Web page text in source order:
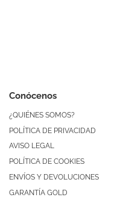
Conócenos
¿QUIÉNES SOMOS?
POLÍTICA DE PRIVACIDAD
AVISO LEGAL
POLÍTICA DE COOKIES
ENVÍOS Y DEVOLUCIONES
GARANTÍA GOLD